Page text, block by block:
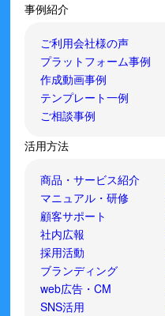
事例紹介
ご利用会社様の声
プラットフォーム事例
作成動画事例
テンプレート一例
ご相談事例
活用方法
商品・サービス紹介
マニュアル・研修
顧客サポート
社内広報
採用活動
ブランディング
web広告・CM
SNS活用